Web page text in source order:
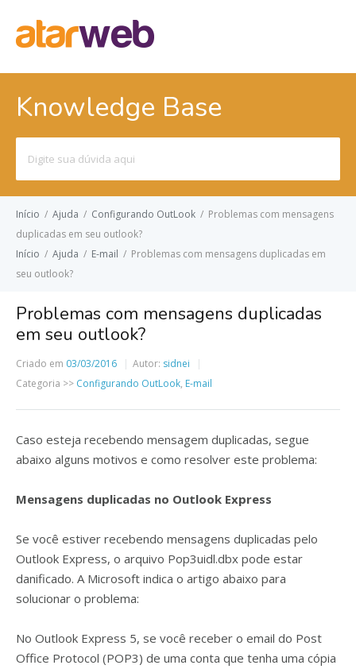
Knowledge Base
por:
Início / Ajuda / Configurando OutLook / Problemas com mensagens
duplicadas em seu outlook?
Início / Ajuda / E-mail / Problemas com mensagens duplicadas em
seu outlook?
Problemas com mensagens duplicadas
em seu outlook?
Criado em 03/03/2016 Autor: sidnei
Categoria >> Configurando OutLook, E-mail
Caso esteja recebendo mensagem duplicadas, segue
abaixo alguns motivos e como resolver este problema:
Mensagens duplicadas no Outlook Express
Se você estiver recebendo mensagens duplicadas pelo
Outlook Express, o arquivo Pop3uidl.dbx pode estar
danificado. A Microsoft indica o artigo abaixo para
solucionar o problema:
No Outlook Express 5, se você receber o email do Post
Office Protocol (POP3) de uma conta que tenha uma cópia